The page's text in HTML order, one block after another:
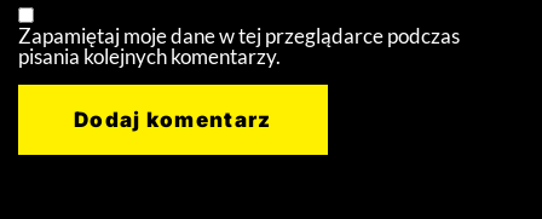
Zapamiętaj moje dane w tej przeglądarce podczas
pisania kolejnych komentarzy.